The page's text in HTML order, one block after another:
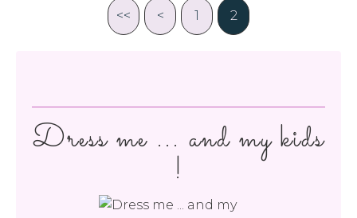
<< < 1 2
Dress me ... and my kids
!